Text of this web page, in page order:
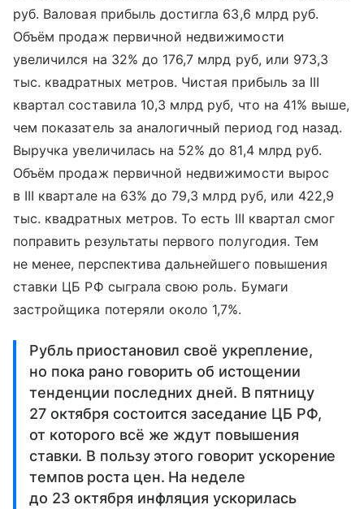
руб. Валовая прибыль достигла 63,6 млрд руб.
Объём продаж первичной недвижимости
увеличился на 32% до 176,7 млрд руб, или 973,3
тыс. квадратных метров. Чистая прибыль за III
квартал составила 10,3 млрд руб, что на 41% выше,
чем показатель за аналогичный период год назад.
Выручка увеличилась на 52% до 81,4 млрд руб.
Объём продаж первичной недвижимости вырос
в III квартале на 63% до 79,3 млрд руб, или 422,9
тыс. квадратных метров. То есть III квартал смог
поправить результаты первого полугодия. Тем
не менее, перспектива дальнейшего повышения
ставки ЦБ РФ сыграла свою роль. Бумаги
застройщика потеряли около 1,7%.
Рубль приостановил своё укрепление,
но пока рано говорить об истощении
тенденции последних дней. В пятницу
27 октября состоится заседание ЦБ РФ,
от которого всё же ждут повышения
ставки. В пользу этого говорит ускорение
темпов роста цен. На неделе
до 23 октября инфляция ускорилась